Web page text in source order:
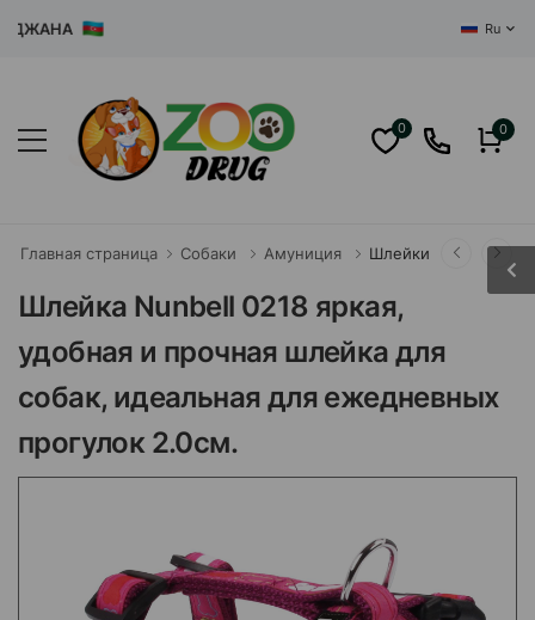
Ru
0 0
Главная страница Собаки Амуниция Шлейки
Шлейка Nunbell 0218 яркая,
удобная и прочная шлейка для
собак, идеальная для ежедневных
прогулок 2.0см.